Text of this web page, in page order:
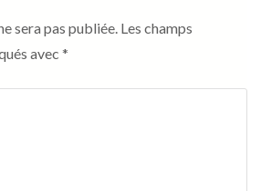
sera pas publiée. Les champs
avec *